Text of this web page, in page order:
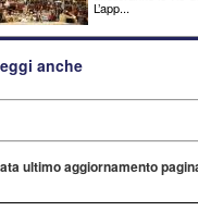
L’app...
anche
ultimo aggiornamento